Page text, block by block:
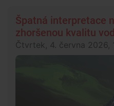
Špatná interpretace
zhoršenou kvalitu
Čtvrtek, 4. června 2026,